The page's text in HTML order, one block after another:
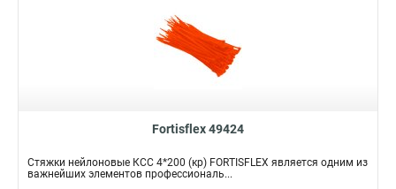
Fortisflex 49424
Стяжки нейлоновые КСС 4*200 (кр) FORTISFLEX является одним из
важнейших элементов профессиональ...